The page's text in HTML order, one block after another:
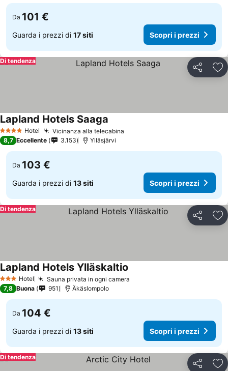
Da 101 €
Guarda i prezzi di 17 siti Scopri i prezzi
Condividi
Di tendenza
4 Stelle Hotel Vicinanza alla telecabina
Lapland Hotels Saaga
8,7 Eccellente 3.153 Ylläsjärvi
Da 103 €
Guarda i prezzi di 13 siti Scopri i prezzi
Condividi
Di tendenza
3 StelleHotel Sauna privata in ogni camera
Lapland Hotels Ylläskaltio
7,8 Buona 951 Äkäslompolo
Da 104 €
Guarda i prezzi di 13 siti Scopri i prezzi
Condividi
Di tendenza